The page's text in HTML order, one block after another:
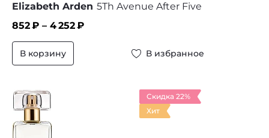
Elizabeth Arden 5Th Avenue After Five
852₽ – 4 252₽
В корзину В избранное
Скидка 22%
Хит